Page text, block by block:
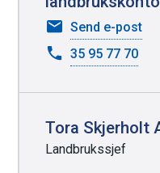
p
Send e-posttil
35 95 77 70
Tora Skjerholt
Landbrukssjef